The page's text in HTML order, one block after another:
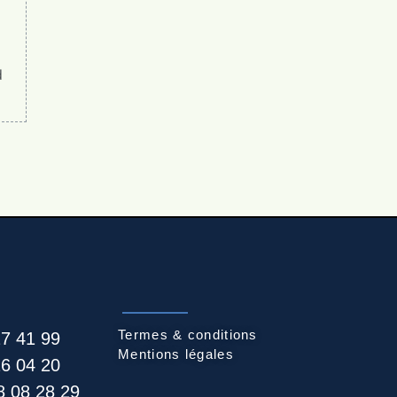
41 99
04 20
08 28 29
Termes & conditions
Mentions légales